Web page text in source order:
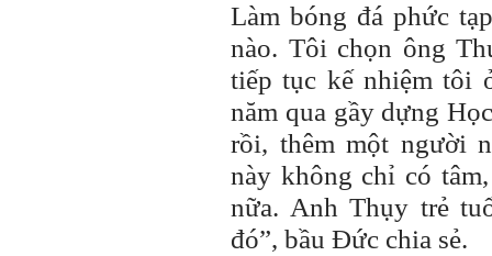
Làm bóng đá phức
nào. Tôi chọn ông
tiếp tục kế nhiệm tôi
năm qua gầy dựng
rồi, thêm một người
này không chỉ có
nữa. Anh Thụy trẻ
đó”, bầu Đức chia sẻ.